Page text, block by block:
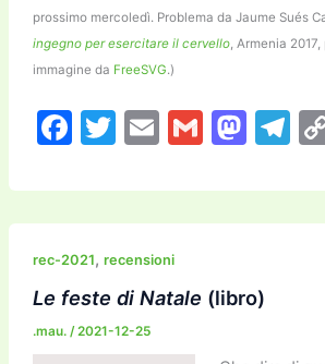
prossimo mercoledì. Problema da Jaume Sués
ingegno per esercitare il cervello, Armenia
immagine da FreeSVG.)
F
c
e
b
o
o
T
itt
er
E
ai
l
G
ai
l
M
st
o
o
T
e
gr
rec-2021, recensioni
Le feste di Natale (libro)
.mau. /2021-12-25